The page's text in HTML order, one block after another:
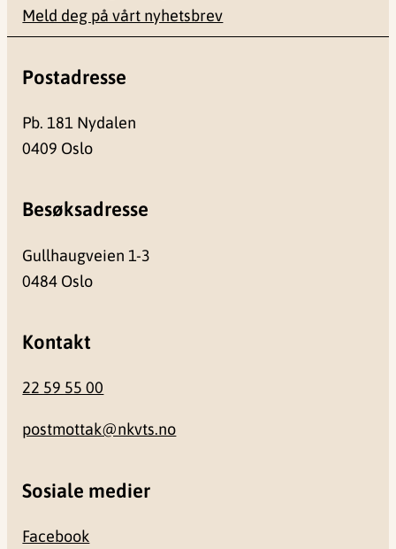
Meld deg på vårt nyhetsbrev
Postadresse
Pb. 181 Nydalen
0409 Oslo
Besøksadresse
Gullhaugveien 1-3
0484 Oslo
Kontakt
22 59 55 00
postmottak@nkvts.no
Sosiale medier
Facebook